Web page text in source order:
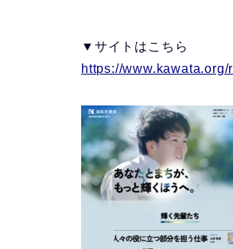
▼サイトはこちら
https://www.kawata.org/